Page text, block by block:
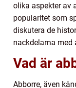
olika aspekter av
popularitet som
diskutera de
nackdelarna med
Vad är
Abborre, även